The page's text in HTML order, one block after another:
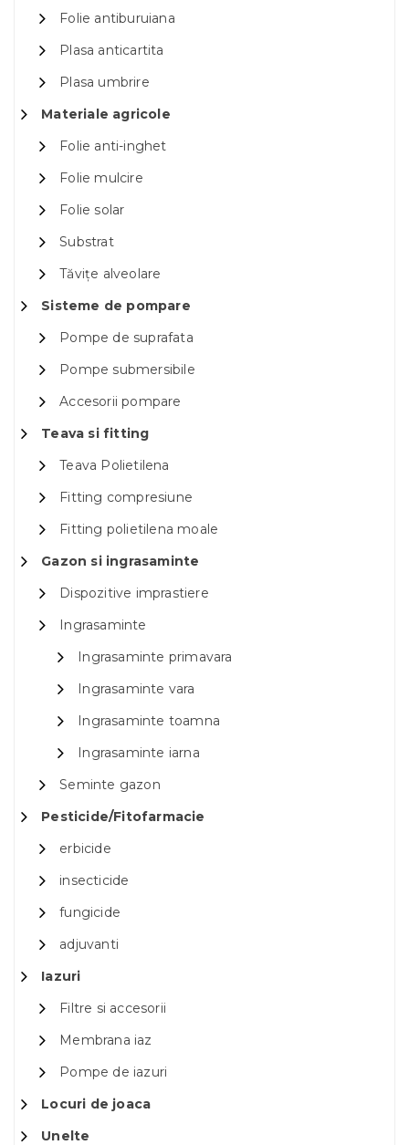
Folie antiburuiana
Plasa anticartita
Plasa umbrire
Materiale agricole
Folie anti-inghet
Folie mulcire
Folie solar
Substrat
Tăvițe alveolare
Sisteme de pompare
Pompe de suprafata
Pompe submersibile
Accesorii pompare
Teava si fitting
Teava Polietilena
Fitting compresiune
Fitting polietilena moale
Gazon si ingrasaminte
Dispozitive imprastiere
Ingrasaminte
Ingrasaminte primavara
Ingrasaminte vara
Ingrasaminte toamna
Ingrasaminte iarna
Seminte gazon
Pesticide/Fitofarmacie
erbicide
insecticide
fungicide
adjuvanti
Iazuri
Filtre si accesorii
Membrana iaz
Pompe de iazuri
Locuri de joaca
Unelte